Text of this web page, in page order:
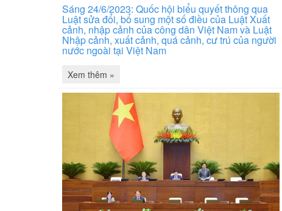
Sáng 24/6/2023: Quốc hội biểu quyết thông qua
Luật sửa đổi, bổ sung một số điều của Luật Xuất
cảnh, nhập cảnh của công dân Việt Nam và Luật
Nhập cảnh, xuất cảnh, quá cảnh, cư trú của người
nước ngoài tại Việt Nam
Xem thêm »